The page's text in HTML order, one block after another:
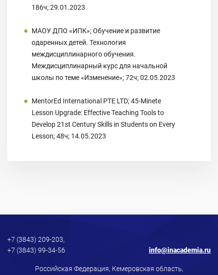
186ч; 29.01.2023
МАОУ ДПО «ИПК»; Обучение и развитие
одаренных детей. Технология
междисциплинарного обучения.
Междисциплинарный курс для начальной
школы по теме «Изменение»; 72ч; 02.05.2023
MentorEd International PTE LTD; 45-Minete
Lesson Upgrade: Effective Teaching Tools to
Develop 21st Century Skills in Students on Every
Lesson; 48ч; 14.05.2023
+7 (3843) 209-203,
+7 (3843) 99-34-56
info@inacademia.ru
Российская Федерация, Кемеровская область,